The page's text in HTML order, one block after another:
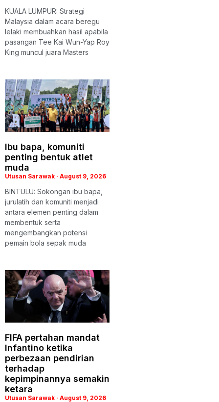
KUALA LUMPUR: Strategi
Malaysia dalam acara beregu
lelaki membuahkan hasil apabila
pasangan Tee Kai Wun-Yap Roy
King muncul juara Masters
Ibu bapa, komuniti
penting bentuk atlet
muda
Utusan Sarawak August 9, 2026
BINTULU: Sokongan ibu bapa,
jurulatih dan komuniti menjadi
antara elemen penting dalam
membentuk serta
mengembangkan potensi
pemain bola sepak muda
FIFA pertahan mandat
Infantino ketika
perbezaan pendirian
terhadap
kepimpinannya semakin
ketara
Utusan Sarawak August 9, 2026